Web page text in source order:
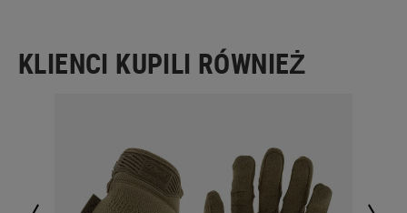
KLIENCI KUPILI RÓWNIEŻ